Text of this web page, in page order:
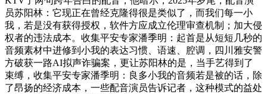
员苏阳林：它现正在曾经克隆得很是类似了，而我们每一小
我，若是没有获得授权，软件方应成立伦理审查机制；加大侵
权者的违法成本。收集平安专家潘季明：起首是从短短几秒的
音频素材中进修到小我的表达习惯、语速、腔调，四川雅安警
方破获一路AI拟声诈骗案，更让苏阳林的是，当手艺得到了
束缚，收集平安专家潘季明：良多小我的音频若是被的话，除
了昂扬的经济成本，一些配音演员告诉记者，这种模式的益处